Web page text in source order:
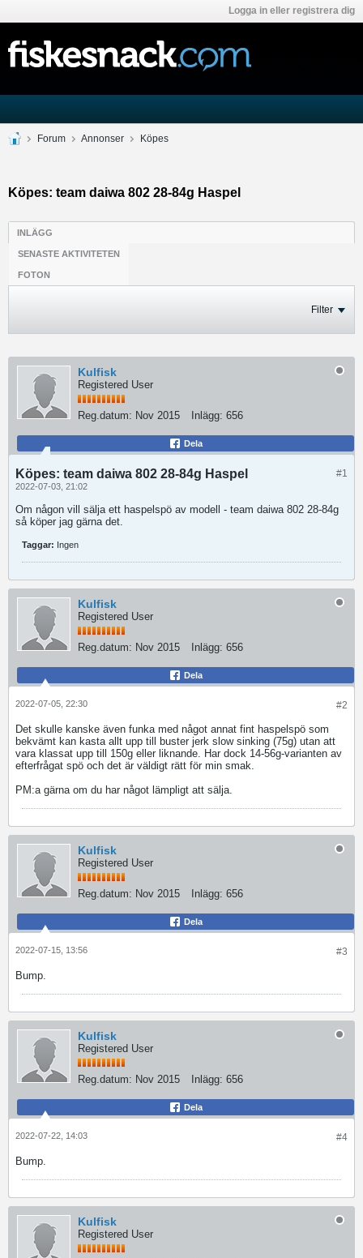
Logga in eller registrera dig
Forum Annonser Köpes
Köpes: team daiwa 802 28-84g Haspel
INLÄGG
SENASTE AKTIVITETEN
FOTON
Filter
Kulfisk
Registered User
Reg.datum: Nov 2015 Inlägg: 656
Dela
#1
Köpes: team daiwa 802 28-84g Haspel
2022-07-03, 21:02
Om någon vill sälja ett haspelspö av modell - team daiwa 802 28-84g
så köper jag gärna det.
Taggar: Ingen
Kulfisk
Registered User
Reg.datum: Nov 2015 Inlägg: 656
Dela
#2
2022-07-05, 22:30
Det skulle kanske även funka med något annat fint haspelspö som
bekvämt kan kasta allt upp till buster jerk slow sinking (75g) utan att
vara klassat upp till 150g eller liknande. Har dock 14-56g-varianten av
efterfrågat spö och det är väldigt rätt för min smak.
PM:a gärna om du har något lämpligt att sälja.
Kulfisk
Registered User
Reg.datum: Nov 2015 Inlägg: 656
Dela
#3
2022-07-15, 13:56
Bump.
Kulfisk
Registered User
Reg.datum: Nov 2015 Inlägg: 656
Dela
#4
2022-07-22, 14:03
Bump.
Kulfisk
Registered User